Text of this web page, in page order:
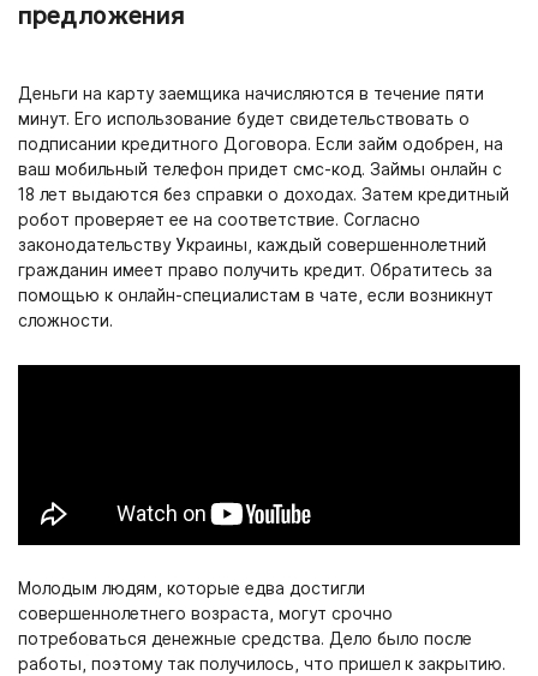
предложения
Деньги на карту заемщика начисляются в течение пяти
минут. Его использование будет свидетельствовать о
подписании кредитного Договора. Если займ одобрен, на
ваш мобильный телефон придет смс-код. Займы онлайн с
18 лет выдаются без справки о доходах. Затем кредитный
робот проверяет ее на соответствие. Согласно
законодательству Украины, каждый совершеннолетний
гражданин имеет право получить кредит. Обратитесь за
помощью к онлайн-специалистам в чате, если возникнут
сложности.
Молодым людям, которые едва достигли
совершеннолетнего возраста, могут срочно
потребоваться денежные средства. Дело было после
работы, поэтому так получилось, что пришел к закрытию.